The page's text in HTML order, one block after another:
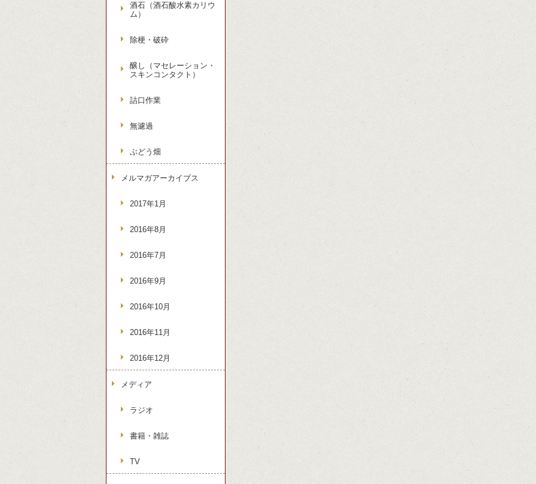
酒石（酒石酸水素カリウ
ム）
除梗・破砕
醸し（マセレーション・
スキンコンタクト）
詰口作業
無濾過
ぶどう畑
メルマガアーカイブス
2017年1月
2016年8月
2016年7月
2016年9月
2016年10月
2016年11月
2016年12月
メディア
ラジオ
書籍・雑誌
TV